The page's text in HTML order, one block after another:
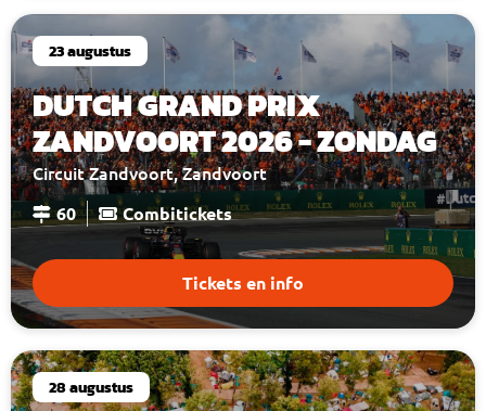
23 augustus
DUTCH GRAND PRIX
ZANDVOORT 2026 - ZONDAG
Circuit Zandvoort, Zandvoort
60 Combitickets
Tickets en info
28 augustus